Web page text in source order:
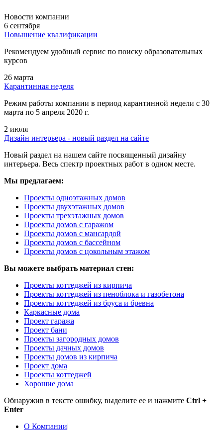
Новости компании
6 сентября
Повышение квалификации
Рекомендуем удобный сервис по поиску образовательных
курсов
26 марта
Карантинная неделя
Режим работы компании в период карантинной недели c 30
марта по 5 апреля 2020 г.
2 июля
Дизайн интерьера - новый раздел на сайте
Новый раздел на нашем сайте посвященный дизайну
интерьера. Весь спектр проектных работ в одном месте.
Мы предлагаем:
Проекты одноэтажных домов
Проекты двухэтажных домов
Проекты трехэтажных домов
Проекты домов с гаражом
Проекты домов с мансардой
Проекты домов с бассейном
Проекты домов с цокольным этажом
Вы можете выбрать материал стен:
Проекты коттеджей из кирпича
Проекты коттеджей из пеноблока и газобетона
Проекты коттеджей из бруса и бревна
Каркасные дома
Проект гаража
Проект бани
Проекты загородных домов
Проекты дачных домов
Проекты домов из кирпича
Проект дома
Проекты коттеджей
Хорошие дома
Обнаружив в тексте ошибку, выделите ее и нажмите Ctrl +
Enter
О Компании|